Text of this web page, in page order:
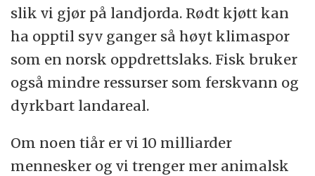
slik vi gjør på landjorda. Rødt kjøtt kan
ha opptil syv ganger så høyt klimaspor
som en norsk oppdrettslaks. Fisk bruker
også mindre ressurser som ferskvann og
dyrkbart landareal.
Om noen tiår er vi 10 milliarder
mennesker og vi trenger mer animalsk